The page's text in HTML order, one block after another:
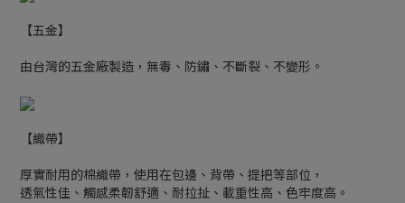
【五金】
由台灣的五金廠製造，無毒、防鏽、不斷裂、不變形。
【織帶】
厚實耐用的棉織帶，使用在包邊、背帶、提把等部位，
透氣性佳、觸感柔韌舒適、耐拉扯、載重性高、色牢度高。